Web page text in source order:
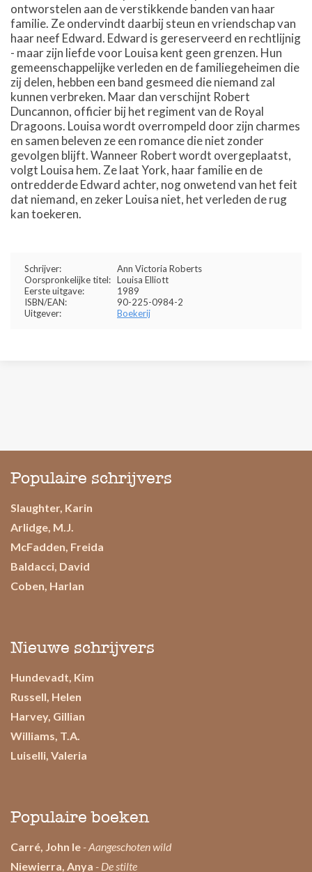
ontworstelen aan de verstikkende banden van haar
familie. Ze ondervindt daarbij steun en vriendschap van
haar neef Edward. Edward is gereserveerd en rechtlijnig
- maar zijn liefde voor Louisa kent geen grenzen. Hun
gemeenschappelijke verleden en de familiegeheimen die
zij delen, hebben een band gesmeed die niemand zal
kunnen verbreken. Maar dan verschijnt Robert
Duncannon, officier bij het regiment van de Royal
Dragoons. Louisa wordt overrompeld door zijn charmes
en samen beleven ze een romance die niet zonder
gevolgen blijft. Wanneer Robert wordt overgeplaatst,
volgt Louisa hem. Ze laat York, haar familie en de
ontredderde Edward achter, nog onwetend van het feit
dat niemand, en zeker Louisa niet, het verleden de rug
kan toekeren.
Schrijver:
Ann Victoria Roberts
Oorspronkelijke titel: Louisa Elliott
Eerste uitgave:
1989
ISBN/EAN:
90-225-0984-2
Uitgever:
Boekerij
Populaire schrijvers
Slaughter, Karin
Arlidge, M.J.
McFadden, Freida
Baldacci, David
Coben, Harlan
Nieuwe schrijvers
Hundevadt, Kim
Russell, Helen
Harvey, Gillian
Williams, T.A.
Luiselli, Valeria
Populaire boeken
Carré, John le - Aangeschoten wild
Niewierra, Anya - De stilte